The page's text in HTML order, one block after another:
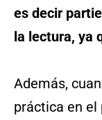
es decir
la lectura, ya
Además,
práctica en el